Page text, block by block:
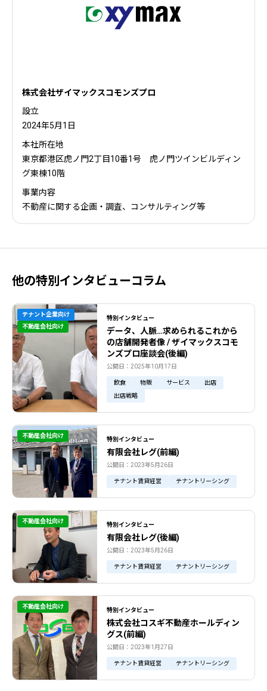
株式会社ザイマックスコモンズプロ
設立
2024年5月1日
本社所在地
東京都港区虎ノ門2丁目10番1号 虎ノ門ツインビルディン
グ東棟10階
事業内容
不動産に関する企画・調査、コンサルティング等
他の特別インタビューコラム
特別インタビュー
データ、人脈…求められるこれから
の店舗開発者像 / ザイマックスコモ
ンズプロ座談会(後編)
公開日：2025年10月17日
飲食 物販 サービス
出店
出店戦略
テナント企業向け
不動産会社向け
特別インタビュー
有限会社レグ(前編)
公開日：2023年5月26日
テナント賃貸経営 テナントリーシング
不動産会社向け
特別インタビュー
有限会社レグ(後編)
公開日：2023年5月26日
テナント賃貸経営 テナントリーシング
不動産会社向け
特別インタビュー
株式会社コスギ不動産ホールディン
グス(前編)
公開日：2023年1月27日
テナント賃貸経営 テナントリーシング
不動産会社向け